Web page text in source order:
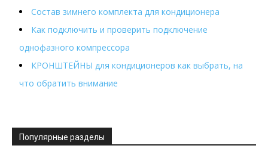
Состав зимнего комплекта для кондиционера
Как подключить и проверить подключение
однофазного компрессора
КРОНШТЕЙНЫ для кондиционеров как выбрать, на
что обратить внимание
Популярные разделы